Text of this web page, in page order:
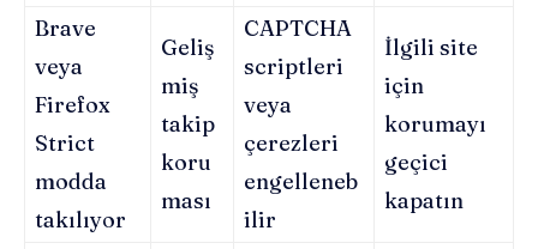
Brave
veya
Firefox
Strict
modda
takılıyor
Geliş
miş
takip
koru
ması
CAPTCHA
scriptleri
veya
çerezleri
engelleneb
ilir
İlgili site
için
korumayı
geçici
kapatın